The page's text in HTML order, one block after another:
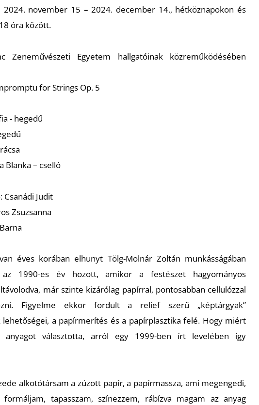
2024. november 15 – 2024. december 14., hétköznapokon és
óra között.
Zeneművészeti Egyetem hallgatóinak közreműködésében
for Strings Op. 5
- hegedű
Blanka – cselló
Csanádi Judit
Zsuzsanna
éves korában elhunyt Tölg-Molnár Zoltán munkásságában
az 1990-es év hozott, amikor a festészet hagyományos
már szinte kizárólag papírral, pontosabban cellulózzal
Figyelme ekkor fordult a relief szerű „képtárgyak”
lehetőségei, a papírmerítés és a papírplasztika felé. Hogy miért
választotta, arról egy 1999-ben írt levelében így
alkotótársam a zúzott papír, a papírmassza, ami megengedi,
tapasszam, színezzem, rábízva magam az anyag